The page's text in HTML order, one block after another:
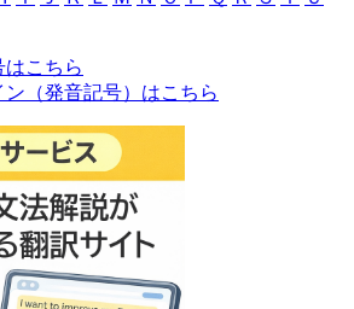
こちら
（発音記号）はこちら